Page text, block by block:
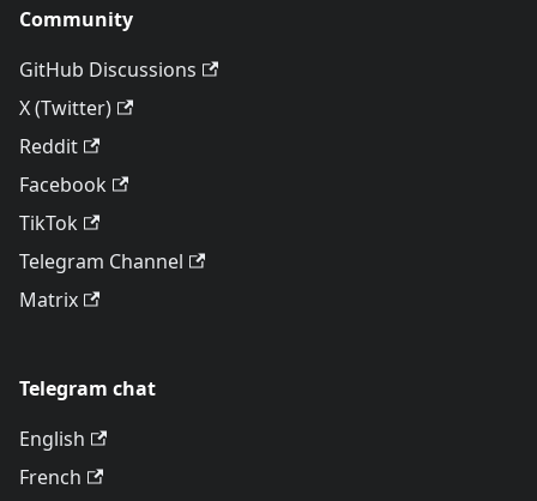
Community
GitHub Discussions
X (Twitter)
Reddit
Facebook
TikTok
Telegram Channel
Matrix
Telegram chat
English
French